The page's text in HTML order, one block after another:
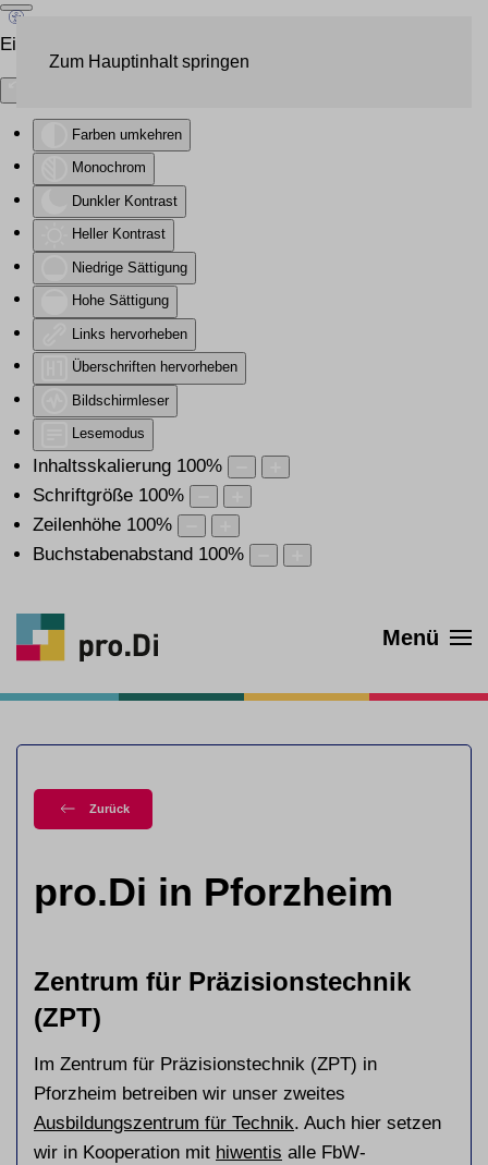
Eingabehilfen öffnen
Farben umkehren
Monochrom
Dunkler Kontrast
Heller Kontrast
Niedrige Sättigung
Hohe Sättigung
Links hervorheben
Überschriften hervorheben
Bildschirmleser
Lesemodus
Inhaltsskalierung 100%
Schriftgröße 100%
Zeilenhöhe 100%
Buchstabenabstand 100%
Zum Hauptinhalt springen
Menü
Zurück
pro.Di in Pforzheim
Zentrum für Präzisionstechnik
(ZPT)
Im Zentrum für Präzisionstechnik (ZPT) in
Pforzheim betreiben wir unser zweites
Ausbildungszentrum für Technik. Auch hier setzen
wir in Kooperation mit hiwentis alle FbW-